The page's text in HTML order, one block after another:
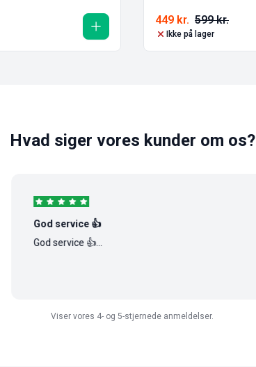
599kr.
449 kr.
Ikke på lager
Hvad siger vores kunder om os?
God service 👍
God service 👍...
Viser vores 4- og 5-stjernede anmeldelser.